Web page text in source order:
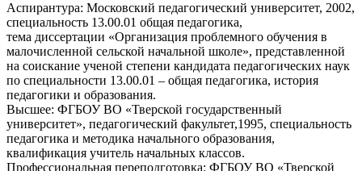
Аспирантура: Московский педагогический университет, 2002,
специальность 13.00.01 общая педагогика,
тема диссертации «Организация проблемного обучения в
малочисленной сельской начальной школе», представленной
на соискание ученой степени кандидата педагогических наук
по специальности 13.00.01 – общая педагогика, история
педагогики и образования.
Высшее: ФГБОУ ВО «Тверской государственный
университет», педагогический факультет,1995, специальность
педагогика и методика начального образования,
квалификация учитель начальных классов.
Профессиональная переподготовка: ФГБОУ ВО «Тверской